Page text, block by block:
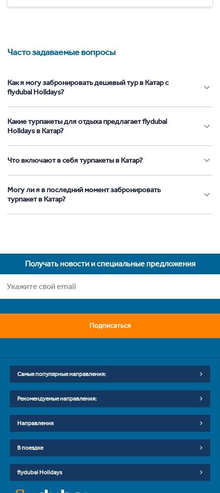
Часто задаваемые вопросы
Как я могу забронировать дешевый тур в Катар с
flydubai Holidays?
Какие турпакеты для отдыха предлагает flydubai
Holidays в Катар?
Что включают в себя турпакеты в Катар?
Могу ли я в последний момент забронировать
турпакет в Катар?
Получать новости и специальные предложения
Подписаться
Самые популярные направления:
Рекомендуемые направления:
Направления
В поездке
flydubai Holidays